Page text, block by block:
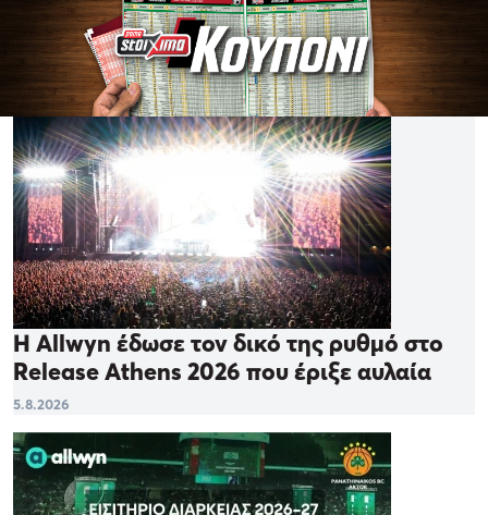
Η Allwyn έδωσε τον δικό της ρυθμό στο
Release Athens 2026 που έριξε αυλαία
5.8.2026